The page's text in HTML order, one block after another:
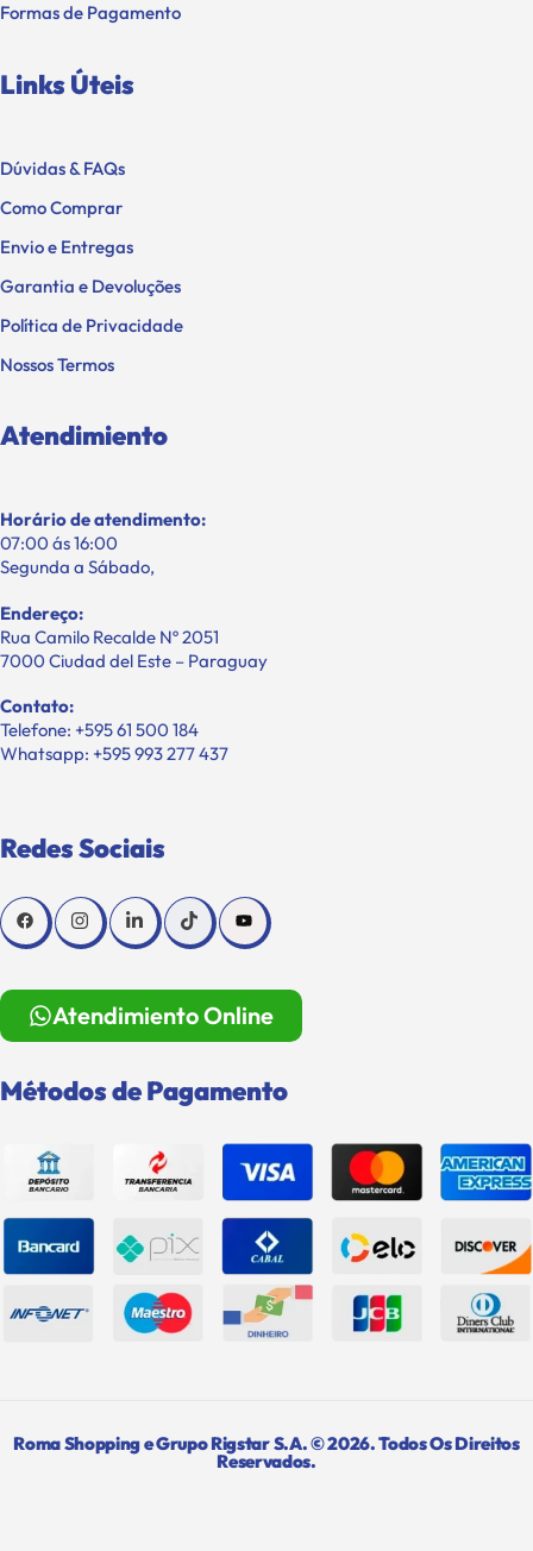
Formas de Pagamento
Links Úteis
Dúvidas & FAQs
Como Comprar
Envio e Entregas
Garantia e Devoluções
Política de Privacidade
Nossos Termos
Atendimiento
Horário de atendimento:
07:00 ás 16:00
Segunda a Sábado,
Endereço:
Rua Camilo Recalde Nº 2051
7000 Ciudad del Este – Paraguay
Contato:
Telefone: +595 61 500 184
Whatsapp: +595 993 277 437
Redes Sociais
Atendimiento Online
Métodos de Pagamento
Roma Shopping e Grupo Rigstar S.A. © 2026. Todos Os Direitos
Reservados.